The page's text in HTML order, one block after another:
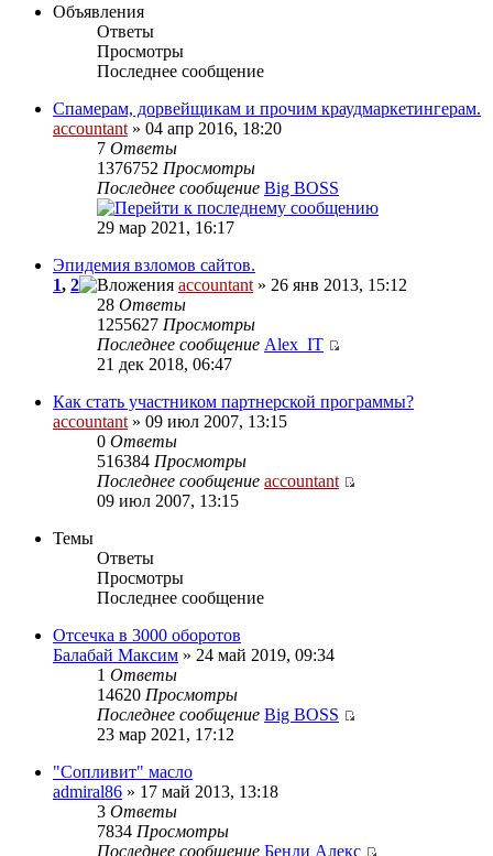
Объявления
Ответы
Просмотры
Последнее сообщение
Спамерам, дорвейщикам и прочим краудмаркетингерам.
accountant » 04 апр 2016, 18:20
7 Ответы
1376752 Просмотры
Последнее сообщение Big BOSS
29 мар 2021, 16:17
Эпидемия взломов сайтов.
1, 2 accountant » 26 янв 2013, 15:12
28 Ответы
1255627 Просмотры
Последнее сообщение Alex_IT
21 дек 2018, 06:47
Как стать участником партнерской программы?
accountant » 09 июл 2007, 13:15
0 Ответы
516384 Просмотры
Последнее сообщение accountant
09 июл 2007, 13:15
Темы
Ответы
Просмотры
Последнее сообщение
Отсечка в 3000 оборотов
Балабай Максим » 24 май 2019, 09:34
1 Ответы
14620 Просмотры
Последнее сообщение Big BOSS
23 мар 2021, 17:12
"Сопливит" масло
admiral86 » 17 май 2013, 13:18
3 Ответы
7834 Просмотры
Последнее сообщение Бенди Алекс